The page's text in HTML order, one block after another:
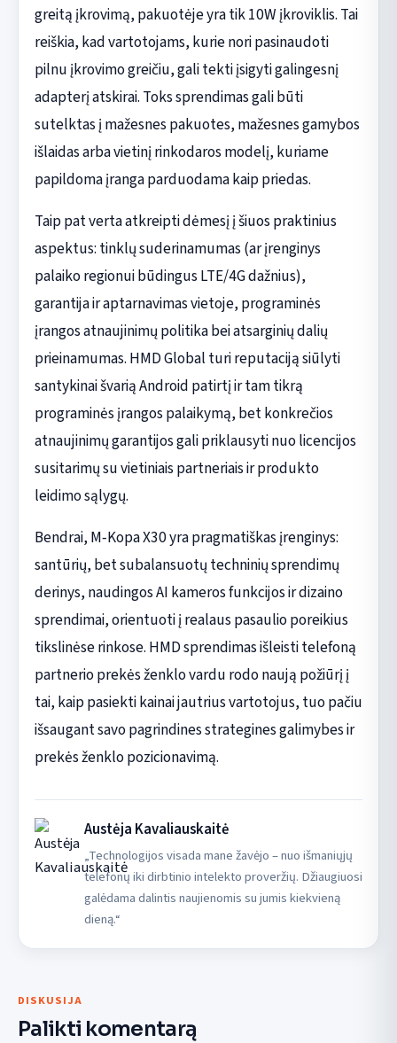
greitą įkrovimą, pakuotėje yra tik 10W įkroviklis. Tai
reiškia, kad vartotojams, kurie nori pasinaudoti
pilnu įkrovimo greičiu, gali tekti įsigyti galingesnį
adapterį atskirai. Toks sprendimas gali būti
sutelktas į mažesnes pakuotes, mažesnes gamybos
išlaidas arba vietinį rinkodaros modelį, kuriame
papildoma įranga parduodama kaip priedas.
Taip pat verta atkreipti dėmesį į šiuos praktinius
aspektus: tinklų suderinamumas (ar įrenginys
palaiko regionui būdingus LTE/4G dažnius),
garantija ir aptarnavimas vietoje, programinės
įrangos atnaujinimų politika bei atsarginių dalių
prieinamumas. HMD Global turi reputaciją siūlyti
santykinai švarią Android patirtį ir tam tikrą
programinės įrangos palaikymą, bet konkrečios
atnaujinimų garantijos gali priklausyti nuo licencijos
susitarimų su vietiniais partneriais ir produkto
leidimo sąlygų.
Bendrai, M‑Kopa X30 yra pragmatiškas įrenginys:
santūrių, bet subalansuotų techninių sprendimų
derinys, naudingos AI kameros funkcijos ir dizaino
sprendimai, orientuoti į realaus pasaulio poreikius
tikslinėse rinkose. HMD sprendimas išleisti telefoną
partnerio prekės ženklo vardu rodo naują požiūrį į
tai, kaip pasiekti kainai jautrius vartotojus, tuo pačiu
išsaugant savo pagrindines strategines galimybes ir
prekės ženklo pozicionavimą.
Austėja Kavaliauskaitė
„Technologijos visada mane žavėjo – nuo išmaniųjų
telefonų iki dirbtinio intelekto proveržių. Džiaugiuosi
galėdama dalintis naujienomis su jumis kiekvieną
dieną.“
DISKUSIJA
Palikti komentarą